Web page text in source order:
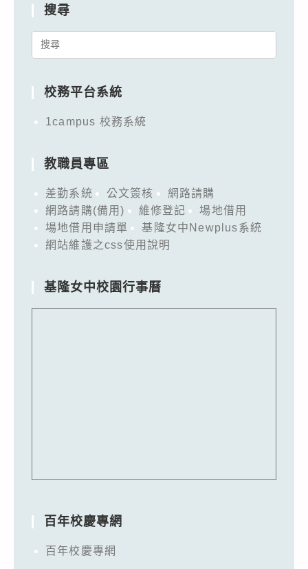
搜尋
Search
校務平台系統
1campus 校務系統
教職員專區
差勤系統 公文簽核
網路請購
網路請購(備用)
維修登記
場地借用
場地借用申請單
基隆女中Newplus系統
網站維護之css使用說明
基隆女中校園行事曆
百年校慶專網
百年校慶專網